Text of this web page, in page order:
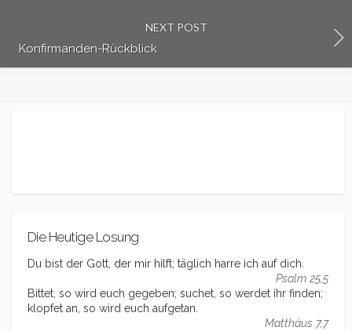
NEXT POST
Konfirmanden-Rückblick
Die Heutige Losung
Du bist der Gott, der mir hilft; täglich harre ich auf dich.
Psalm 25,5
Bittet, so wird euch gegeben; suchet, so werdet ihr finden;
klopfet an, so wird euch aufgetan.
Matthäus 7,7